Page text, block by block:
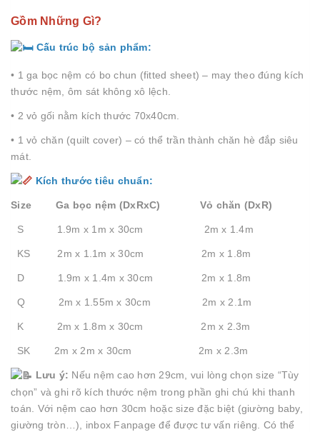
Gồm Những Gì?
Cấu trúc bộ sản phẩm:
• 1 ga bọc nệm có bo chun (fitted sheet) – may theo đúng kích
thước nệm, ôm sát không xô lệch.
• 2 vỏ gối nằm kích thước 70x40cm.
• 1 vỏ chăn (quilt cover) – có thể trần thành chăn hè đắp siêu
mát.
Kích thước tiêu chuẩn:
Size Ga bọc nệm (DxRxC) Vỏ chăn (DxR)
S 1.9m x 1m x 30cm 2m x 1.4m
KS 2m x 1.1m x 30cm 2m x 1.8m
D 1.9m x 1.4m x 30cm 2m x 1.8m
Q 2m x 1.55m x 30cm 2m x 2.1m
K 2m x 1.8m x 30cm 2m x 2.3m
SK 2m x 2m x 30cm 2m x 2.3m
Lưu ý: Nếu nệm cao hơn 29cm, vui lòng chọn size “Tùy
chọn” và ghi rõ kích thước nệm trong phần ghi chú khi thanh
toán. Với nệm cao hơn 30cm hoặc size đặc biệt (giường baby,
giường tròn…), inbox Fanpage để được tư vấn riêng. Có thể